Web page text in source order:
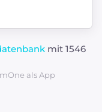
mit 1546
als App